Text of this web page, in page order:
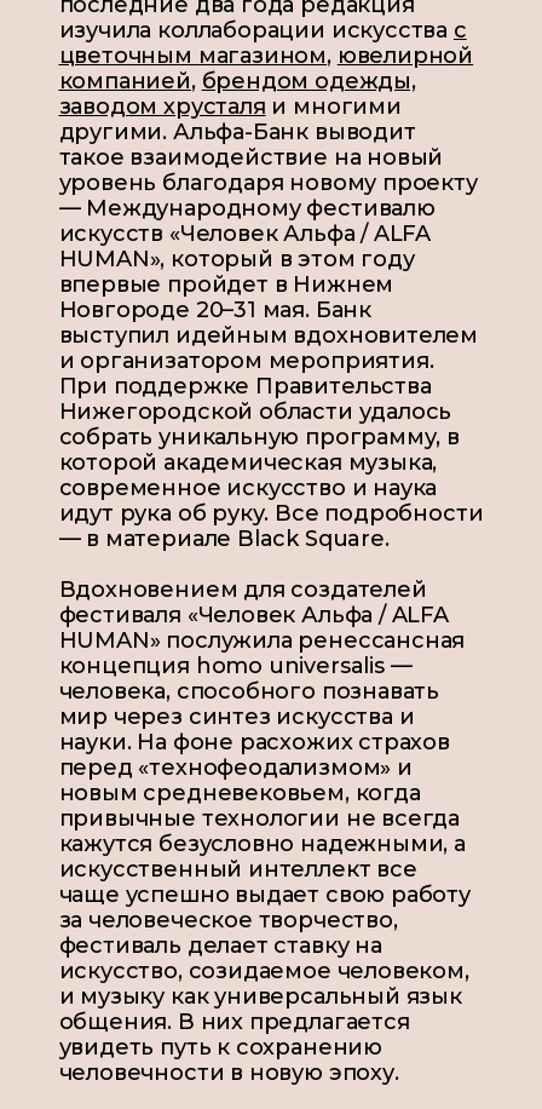
последние два года редакция
изучила коллаборации искусства с
цветочным магазином, ювелирной
компанией, брендом одежды,
заводом хрусталя и многими
другими. Альфа-Банк выводит
такое взаимодействие на новый
уровень благодаря новому проекту
— Международному фестивалю
искусств «Человек Альфа / ALFA
HUMAN», который в этом году
впервые пройдет в Нижнем
Новгороде 20–31 мая. Банк
выступил идейным вдохновителем
и организатором мероприятия.
При поддержке Правительства
Нижегородской области удалось
собрать уникальную программу, в
которой академическая музыка,
современное искусство и наука
идут рука об руку. Все подробности
— в материале Black Square.
Вдохновением для создателей
фестиваля «Человек Альфа / ALFA
HUMAN» послужила ренессансная
концепция homo universalis —
человека, способного познавать
мир через синтез искусства и
науки. На фоне расхожих страхов
перед «технофеодализмом» и
новым средневековьем, когда
привычные технологии не всегда
кажутся безусловно надежными, а
искусственный интеллект все
чаще успешно выдает свою работу
за человеческое творчество,
фестиваль делает ставку на
искусство, созидаемое человеком,
и музыку как универсальный язык
общения. В них предлагается
увидеть путь к сохранению
человечности в новую эпоху.